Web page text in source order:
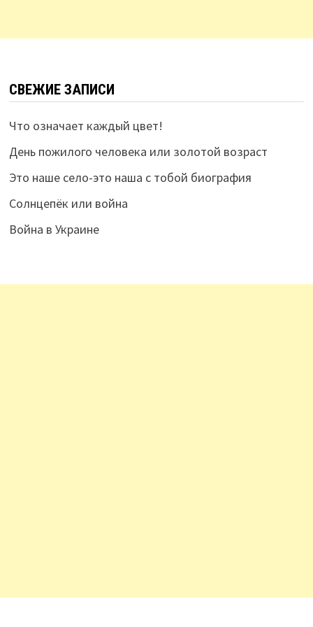
СВЕЖИЕ ЗАПИСИ
Что означает каждый цвет!
День пожилого человека или золотой возраст
Это наше село-это наша с тобой биография
Солнцепёк или война
Война в Украине